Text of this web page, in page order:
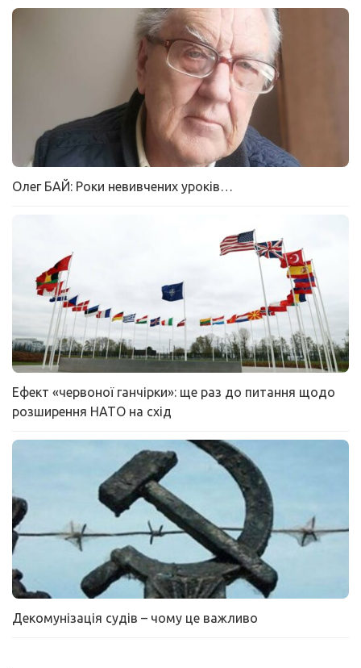
Олег БАЙ: Роки невивчених уроків…
Ефект «червоної ганчірки»: ще раз до питання щодо
розширення НАТО на схід
Декомунізація судів – чому це важливо